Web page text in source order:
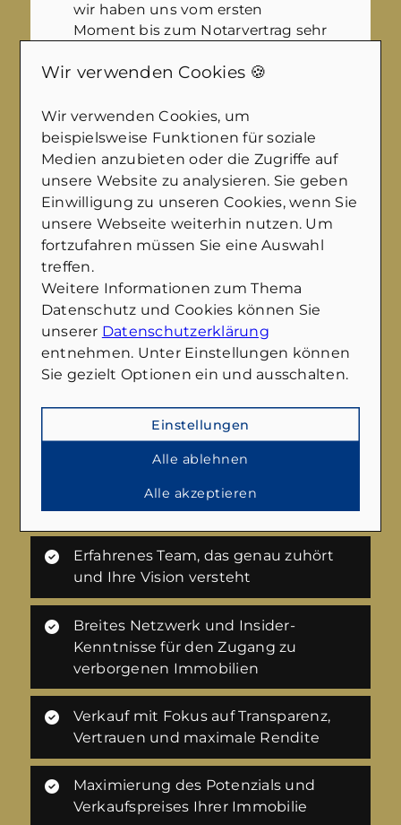
wir haben uns vom ersten
Moment bis zum Notarvertrag sehr
und Ihr freundliches Team haben
reagiert.
Ihre professionelle
Vermarktungsstratgie ( Bilder,
Luftbilder per Drohne, Videos usw)
hat uns, aber offensichtlich auch
den Käufern, sehr gefallen.
Ihr Team.
Benötigen Sie Hilfe beim Verkauf Ihrer
Wir führen Sie gerne durch den gesamten
gleichzeitig auf Wunsch auch eine neue
Erfahrenes Team, das genau zuhört
und Ihre Vision versteht
Breites Netzwerk und Insider-
Kenntnisse für den Zugang zu
verborgenen Immobilien
Verkauf mit Fokus auf Transparenz,
Vertrauen und maximale Rendite
Maximierung des Potenzials und
Verkaufspreises Ihrer Immobilie
Wir verwenden Cookies 🍪
Wir verwenden Cookies, um
beispielsweise Funktionen für soziale
Medien anzubieten oder die Zugriffe auf
unsere Website zu analysieren. Sie geben
Einwilligung zu unseren Cookies, wenn Sie
unsere Webseite weiterhin nutzen. Um
fortzufahren müssen Sie eine Auswahl
treffen.
Weitere Informationen zum Thema
Datenschutz und Cookies können Sie
unserer Datenschutzerklärung
entnehmen. Unter Einstellungen können
Sie gezielt Optionen ein und ausschalten.
Einstellungen
Alle ablehnen
Alle akzeptieren